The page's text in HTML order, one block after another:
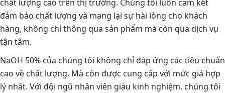
chất lượng cao trên thị trường. Chúng tôi luôn cam kết
đảm bảo chất lượng và mang lại sự hài lòng cho khách
hàng, không chỉ thông qua sản phẩm mà còn qua dịch vụ
tận tâm.
NaOH 50% của chúng tôi không chỉ đáp ứng các tiêu chuẩn
cao về chất lượng. Mà còn được cung cấp với mức giá hợp
lý nhất. Với đội ngũ nhân viên giàu kinh nghiệm, chúng tôi